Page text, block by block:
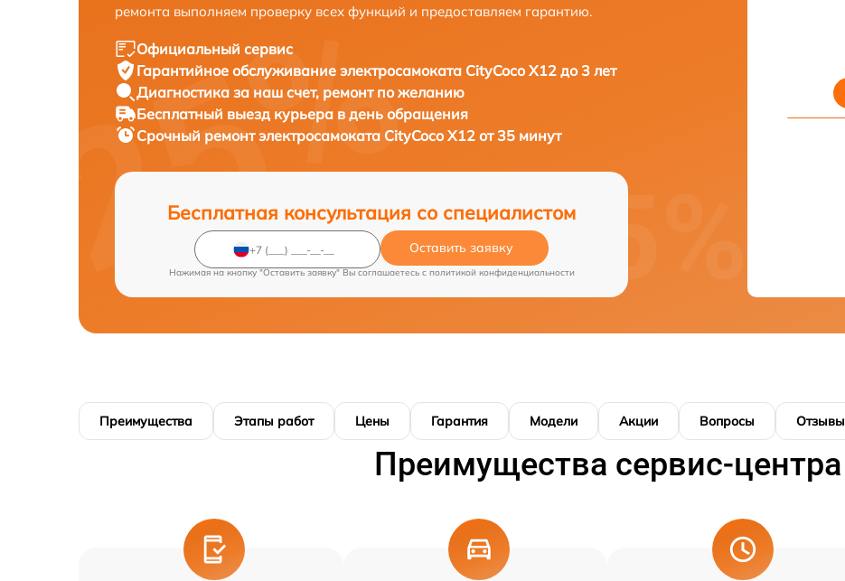
ремонта выполняем проверку всех функций и предоставляем гарантию.
Официальный сервис
Гарантийное обслуживание электросамоката CityCoco X12 до 3 лет
Диагностика за наш счет, ремонт по желанию
Бесплатный выезд курьера в день обращения
Срочный ремонтэлектросамоката CityCoco X12 от 35 минут
Бесплатная консультация со специалистом
Оставить заявку
Нажимая на кнопку "Оставить заявку" Вы соглашаетесь c политикой конфиденциальности
Преимущества Этапы работ Цены Гарантия Модели Акции Вопросы Отзывы
Преимущества сервис-центра